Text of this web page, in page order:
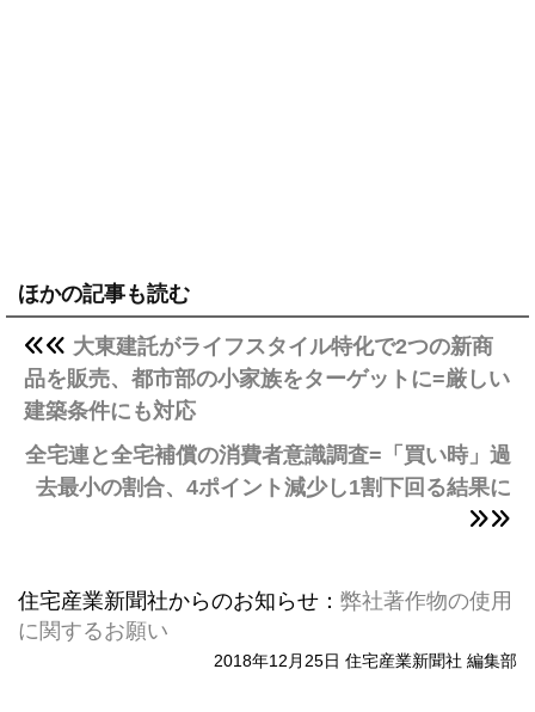
ほかの記事も読む
大東建託がライフスタイル特化で2つの新商
品を販売、都市部の小家族をターゲットに=厳しい
建築条件にも対応
全宅連と全宅補償の消費者意識調査=「買い時」過
去最小の割合、4ポイント減少し1割下回る結果に
住宅産業新聞社からのお知らせ： 弊社著作物の使用
に関するお願い
2018年12月25日 住宅産業新聞社 編集部